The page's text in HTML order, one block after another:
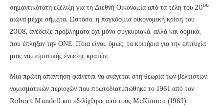
σημαντικότατη εξέλιξη για τη Διεθνή Οικονομία από τα τέλη του 20ου
αιώνα μέχρι σήμερα. Ωστόσο, η παγκόσμια οικονομική κρίση του
2008, ανέδειξε προβλήματα όχι μόνο συγκυριακά, αλλά και δομικά,
που έπληξαν την ΟΝΕ. Ποια είναι, όμως, τα κριτήρια για την επιτυχία
μιας νομισματικής ένωσης κρατών;
Μια πρώτη απάντηση φαίνεται να ανάγεται στη θεωρία των βέλτιστων
νομισματικών περιοχών που πρωτοδιατυπώθηκε το 1961 από τον
Robert Mundell και εξελίχθηκε από τους McKinnon (1963),